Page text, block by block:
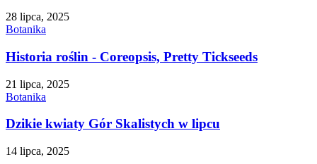
28 lipca, 2025
Botanika
Historia roślin - Coreopsis, Pretty Tickseeds
21 lipca, 2025
Botanika
Dzikie kwiaty Gór Skalistych w lipcu
14 lipca, 2025